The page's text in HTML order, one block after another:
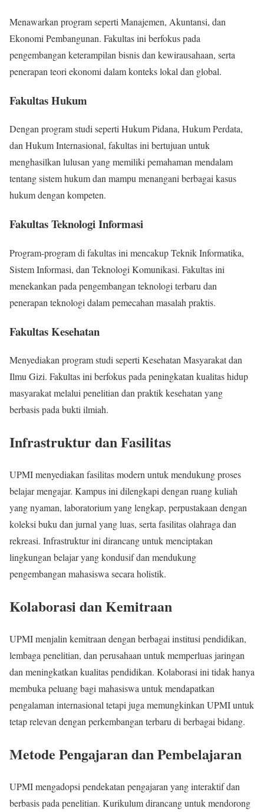
Menawarkan program seperti Manajemen, Akuntansi, dan
Ekonomi Pembangunan. Fakultas ini berfokus pada
pengembangan keterampilan bisnis dan kewirausahaan, serta
penerapan teori ekonomi dalam konteks lokal dan global.
Fakultas Hukum
Dengan program studi seperti Hukum Pidana, Hukum Perdata,
dan Hukum Internasional, fakultas ini bertujuan untuk
menghasilkan lulusan yang memiliki pemahaman mendalam
tentang sistem hukum dan mampu menangani berbagai kasus
hukum dengan kompeten.
Fakultas Teknologi Informasi
Program-program di fakultas ini mencakup Teknik Informatika,
Sistem Informasi, dan Teknologi Komunikasi. Fakultas ini
menekankan pada pengembangan teknologi terbaru dan
penerapan teknologi dalam pemecahan masalah praktis.
Fakultas Kesehatan
Menyediakan program studi seperti Kesehatan Masyarakat dan
Ilmu Gizi. Fakultas ini berfokus pada peningkatan kualitas hidup
masyarakat melalui penelitian dan praktik kesehatan yang
berbasis pada bukti ilmiah.
Infrastruktur dan Fasilitas
UPMI menyediakan fasilitas modern untuk mendukung proses
belajar mengajar. Kampus ini dilengkapi dengan ruang kuliah
yang nyaman, laboratorium yang lengkap, perpustakaan dengan
koleksi buku dan jurnal yang luas, serta fasilitas olahraga dan
rekreasi. Infrastruktur ini dirancang untuk menciptakan
lingkungan belajar yang kondusif dan mendukung
pengembangan mahasiswa secara holistik.
Kolaborasi dan Kemitraan
UPMI menjalin kemitraan dengan berbagai institusi pendidikan,
lembaga penelitian, dan perusahaan untuk memperluas jaringan
dan meningkatkan kualitas pendidikan. Kolaborasi ini tidak hanya
membuka peluang bagi mahasiswa untuk mendapatkan
pengalaman internasional tetapi juga memungkinkan UPMI untuk
tetap relevan dengan perkembangan terbaru di berbagai bidang.
Metode Pengajaran dan Pembelajaran
UPMI mengadopsi pendekatan pengajaran yang interaktif dan
berbasis pada penelitian. Kurikulum dirancang untuk mendorong